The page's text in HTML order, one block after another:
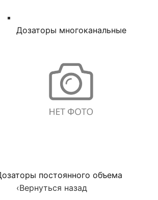
Дозаторы многоканальные
постоянного объема
‹Вернуться назад